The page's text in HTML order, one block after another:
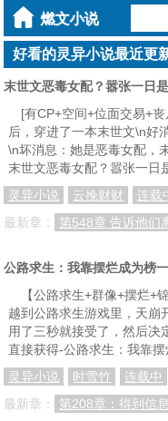
好看的灵异小说最近更
末世文恶毒女配？嚣张一日
[有CP+空间+位面交易+
后，穿进了一本末世文\n好
\n坏消息：她是恶毒女配，
末世文恶毒女配？嚣张一日
灵异小说
云挽财财
连载
最新章：
第548章 告诉他们
公路求生：我靠摆烂成为榜一
【公路求生+群像+摆烂+
越到公路求生游戏里，天崩
用了三秒就接受了，然后决
直接获得-公路求生：我靠
灵异小说
时雪竹
连载中
最新章：
第208章：得到信息